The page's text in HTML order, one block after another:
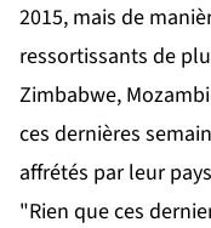
2015, mais de
ressortissants de
Zimbabwe,
ces dernières
affrétés par leur
"Rien que ces